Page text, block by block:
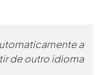
a
de outro idioma